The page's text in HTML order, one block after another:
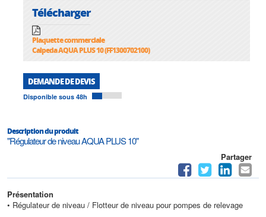
Télécharger
Plaquette commerciale
Calpeda AQUA PLUS 10 (FF1300702100)
DEMANDE DE DEVIS
Disponible sous 48h
Description du produit
"Régulateur de niveau AQUA PLUS 10"
Partager
Présentation
• Régulateur de niveau / Flotteur de niveau pour pompes de relevage